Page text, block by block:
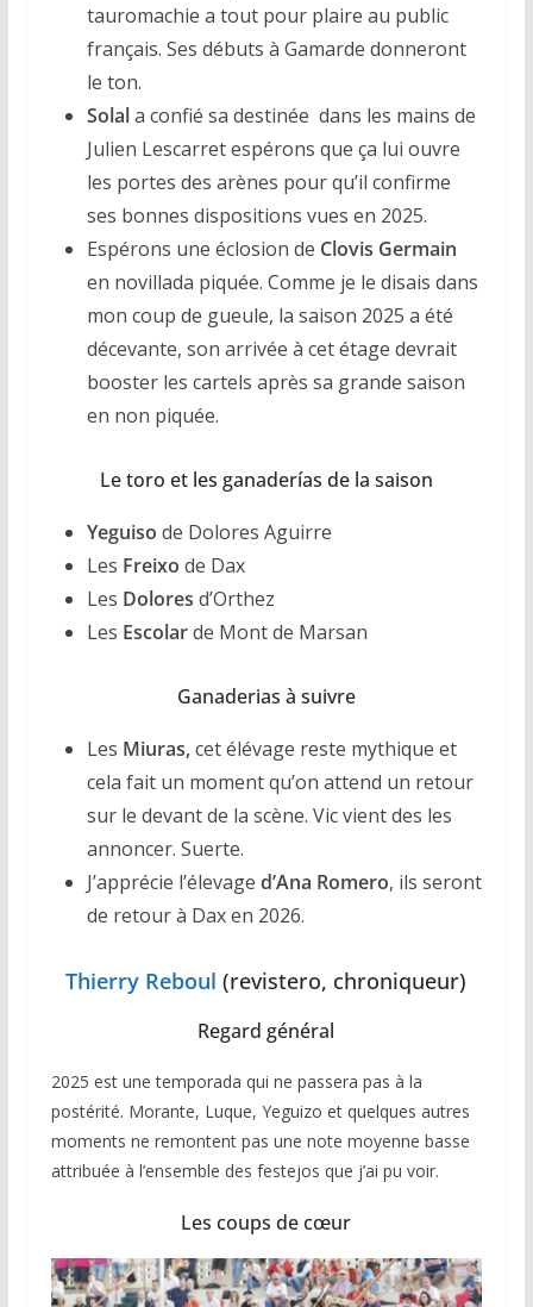
tauromachie a tout pour plaire au public
français. Ses débuts à Gamarde donneront
le ton.
Solala confié sa destinée dans les mains de
Julien Lescarret espérons que ça lui ouvre
les portes des arènes pour qu’il confirme
ses bonnes dispositions vues en 2025.
Espérons une éclosion de Clovis Germain
en novillada piquée. Comme je le disais dans
mon coup de gueule, la saison 2025 a été
décevante, son arrivée à cet étage devrait
booster les cartels après sa grande saison
en non piquée.
Le toro et les ganaderías de la saison
Yeguiso de Dolores Aguirre
Les Freixo de Dax
Les Dolores d’Orthez
Les Escolarde Mont de Marsan
Ganaderias à suivre
Les Miuras,cet élévage reste mythique et
cela fait un moment qu’on attend un retour
sur le devant de la scène. Vic vient des les
annoncer. Suerte.
J’apprécie l’élevage d’Ana Romero, ils seront
de retour à Dax en 2026.
Thierry Reboul (revistero, chroniqueur)
Regard général
2025 est une temporada qui ne passera pas à la
postérité. Morante, Luque, Yeguizo et quelques autres
moments ne remontent pas une note moyenne basse
attribuée à l’ensemble des festejos que j’ai pu voir.
Les coups de cœur